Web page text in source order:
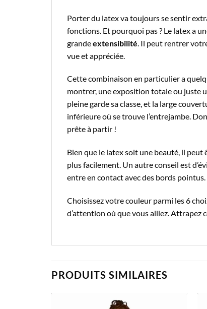
Porter du latex va toujours se sentir
fonctions. Et pourquoi pas ? Le latex a
grandeextensibilité . Il peut rentrer
vue et appréciée.
Cette combinaison en particulier a
montrer, une exposition totale ou juste
pleine garde sa classe, et la large
inférieure où se trouve l’entrejambe.
prête à partir !
Bien que le latex soit une beauté, il peut
plus facilement. Un autre conseil est
entre en contact avec des bords pointus.
Choisissez votre couleur parmi les 6
d’attention où que vous alliez. Attrapez
PRODUITS SIMILAIRES